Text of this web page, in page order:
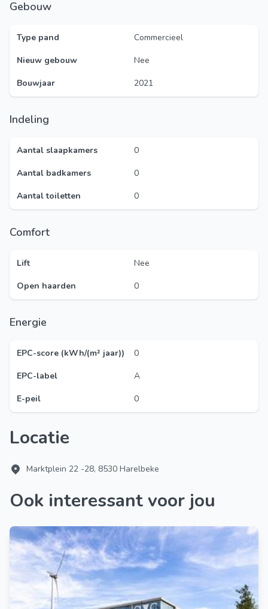
Gebouw
Type pand
Commercieel
Nieuw gebouw
Nee
Bouwjaar
2021
Indeling
Aantal slaapkamers
0
Aantal badkamers
0
Aantal toiletten
0
Comfort
Lift
Nee
Open haarden
0
Energie
EPC-score (kWh/(m² jaar))
0
EPC-label
A
E-peil
0
Locatie
Marktplein 22 -28, 8530 Harelbeke
Ook interessant voor jou